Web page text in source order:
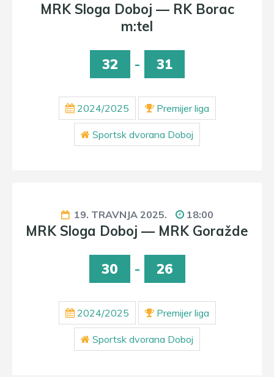
MRK Sloga Doboj — RK Borac
m:tel
32 - 31
2024/2025 Premijer liga
Sportsk dvorana Doboj
19. TRAVNJA 2025. 18:00
MRK Sloga Doboj — MRK Goražde
30 - 26
2024/2025 Premijer liga
Sportsk dvorana Doboj